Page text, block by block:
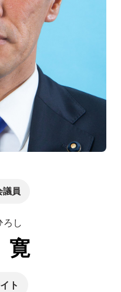
議員
し
寛
ト